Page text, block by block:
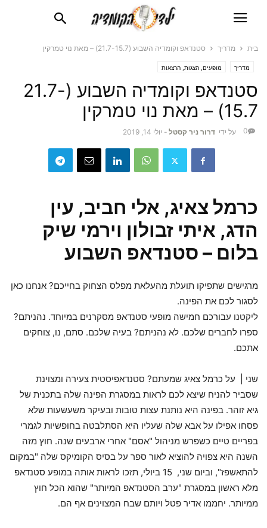
בית מדריך סטנדאפ וקומדיה השבוע (21.7-15.7) – מאת נוי טמרקין
מדריך מופעים, הצגות, הרצאות
סטנדאפ וקומדיה השבוע (21.7-
15.7) – מאת נוי טמרקין
על ידי דרור ניר קסטל - יולי 14, 2019 0
כרמל צאיג, אלי חביב, עין
הדג, איתי זבולון וירמי שיק
בלום – סטנדאפ השבוע
מרגישים שתפיקו תועלת מהעלאת מפלס הצחוק בחייכם? אנחנו כאן
לסגור לכם את הפינה.
ליקטנו עבורכם חמישה מופעי סטנדאפ מסקרנים במיוחד. נהניתם?
ספרו לחברים שלכם. לא נהניתם? בעיה שלכם. סתם, נו, צוחקים
אתכם.
שני | על כרמל צאיג שמעתם? סטנדאפיסטית צעירה ומצוינת
שסביר להניח שיצא לכם לראות במסגרת הפינה שלה בתכנית של
גיא זוהר. בפינה היא נותנת עצות טובות ובעיקר משעשעות שלא
פסחו אפילו על אבא שלה שעליו היא הסתלבטה בחופשיות לגמרי
בפריים טיים כשפרש מניהול "אסם" אחרי ארבעים שנה. חוץ מזה
השנה היא צפויה להוציא לאור ספר על בסיס הקומיקס שלה "במקום
להתאשפז", וביום שני, 15 ביולי, תזכו לראות אותה במופע סטנדאפ
מלא ראשון במסגרת "ערב הסטנדאפ המיותר" שהוא הכל חוץ
ממיותר. יחממו אדיר פטל ויותם שבח המצוינים אף הם.